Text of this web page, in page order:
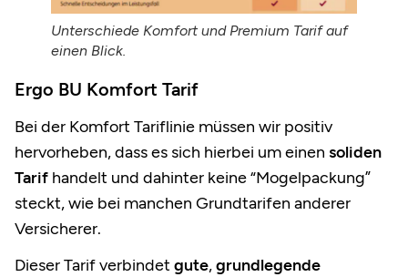
Unterschiede Komfort und Premium Tarif auf
einen Blick.
Ergo BU Komfort Tarif
Bei der Komfort Tariflinie müssen wir positiv
hervorheben, dass es sich hierbei um einen soliden
Tarif handelt und dahinter keine “Mogelpackung”
steckt, wie bei manchen Grundtarifen anderer
Versicherer.
Dieser Tarif verbindet gute,grundlegende